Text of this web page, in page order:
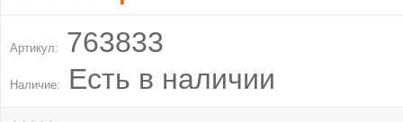
Артикул: 763833
Наличие: Есть в наличии